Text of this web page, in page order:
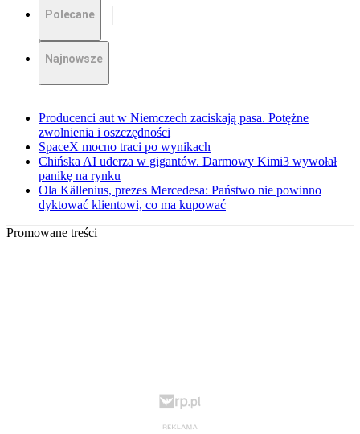
Polecane
Najnowsze
Producenci aut w Niemczech zaciskają pasa. Potężne
zwolnienia i oszczędności
SpaceX mocno traci po wynikach
Chińska AI uderza w gigantów. Darmowy Kimi3 wywołał
panikę na rynku
Ola Källenius, prezes Mercedesa: Państwo nie powinno
dyktować klientowi, co ma kupować
Promowane treści